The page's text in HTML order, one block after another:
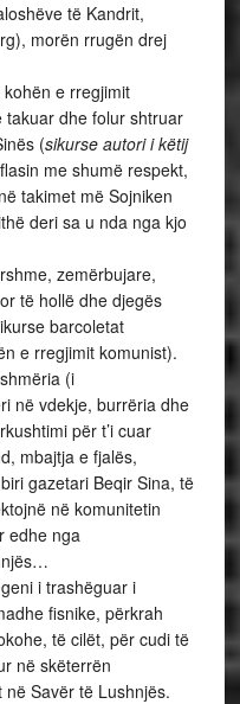
të Kandrit,
morën rrugën drej
e rregjimit
dhe folur shtruar
(sikurse autori i këtij
me shumë respekt,
takimet më Sojniken
deri sa u nda nga kjo
zemërbujare,
të hollë dhe djegës
barcoletat
e rregjimit komunist).
(i
në vdekje, burrëria dhe
për t’i cuar
mbajtja e fjalës,
gazetari Beqir Sina, të
në komunitetin
edhe nga
i trashëguar i
fisnike, përkrah
të cilët, për cudi të
në skëterrën
Savër të Lushnjës.